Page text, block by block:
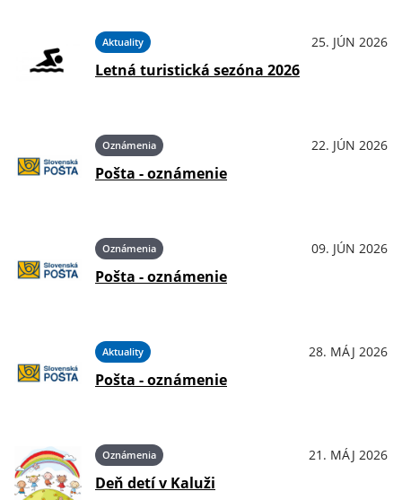
Aktuality 25. JÚN 2026
Letná turistická sezóna 2026
Oznámenia 22. JÚN 2026
Pošta - oznámenie
Oznámenia 09. JÚN 2026
Pošta - oznámenie
Aktuality 28. MÁJ 2026
Pošta - oznámenie
Oznámenia 21. MÁJ 2026
Deň detí v Kaluži